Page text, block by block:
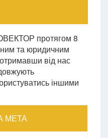
протягом 8
та юридичним
від нас
іншими
МЕТА